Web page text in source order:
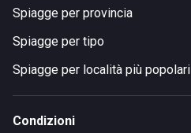
Spiagge per provincia
Spiagge per tipo
Spiagge per località più popolari
Condizioni